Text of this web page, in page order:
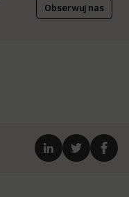
Obserwuj nas